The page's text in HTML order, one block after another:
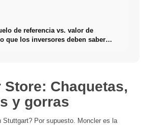
de referencia vs. valor de
que los inversores deben saber
Store: Chaquetas,
y gorras
Stuttgart? Por supuesto. Moncler es la